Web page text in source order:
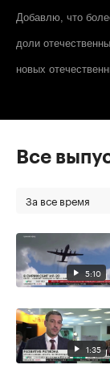
Добавлю, что
доли
новых
Все
За все время
5:10
1:35